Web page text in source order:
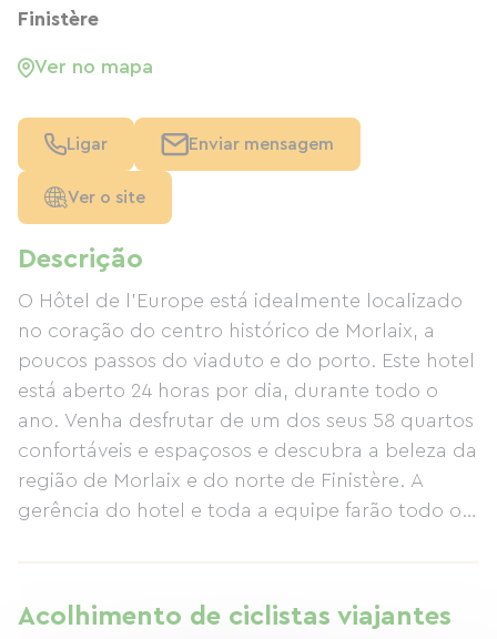
Descrição
O Hôtel de l'Europe está idealmente localizado
no coração do centro histórico de Morlaix, a
poucos passos do viaduto e do porto. Este hotel
está aberto 24 horas por dia, durante todo o
ano. Venha desfrutar de um dos seus 58 quartos
confortáveis ​​e espaçosos e descubra a beleza da
região de Morlaix e do norte de Finistère. A
gerência do hotel e toda a equipe farão todo o
Acolhimento de ciclistas viajantes
Finistère
Ver no mapa
Ligar Enviar mensagem
Ver o site